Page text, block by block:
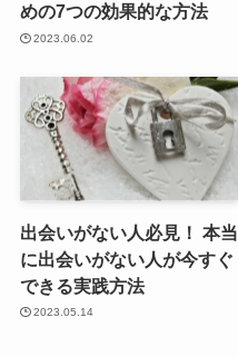
めの7つの効果的な方法
2023.06.02
出会いがない人必見！ 本当
に出会いがない人が今すぐ
できる実践方法
2023.05.14